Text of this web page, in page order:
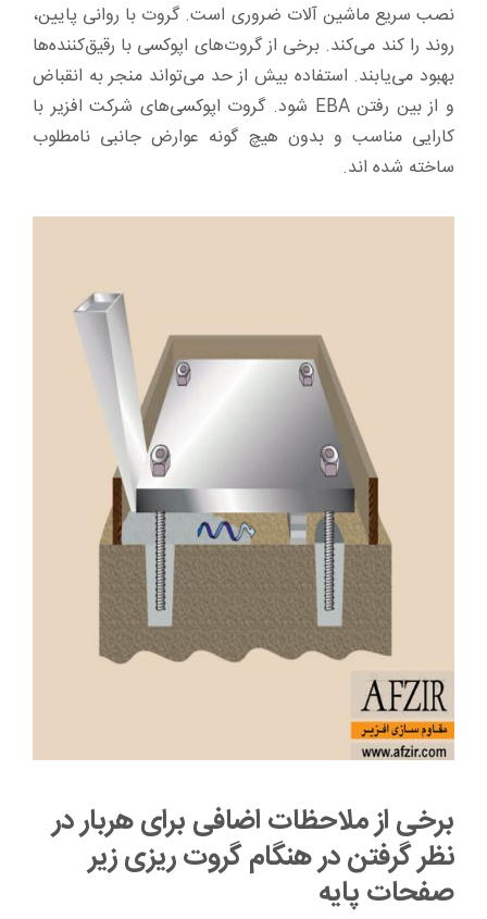
نصب سریع ماشین آلات ضروری است. گروت با روانی پایین،
روند را کند می‌کند. برخی از گروت‌های اپوکسی با رقیق‌کننده‌ها
بهبود می‌یابند. استفاده بیش از حد می‌تواند منجر به انقباض
و از بین رفتن EBA شود. گروت اپوکسی‌های شرکت افزیر با
کارایی مناسب و بدون هیچ گونه عوارض جانبی نامطلوب
ساخته شده اند.
برخی از ملاحظات اضافی برای هربار در
نظر گرفتن در هنگام گروت ریزی زیر
صفحات پایه